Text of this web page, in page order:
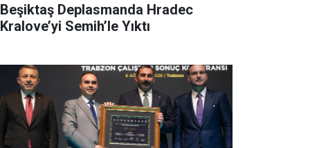
Beşiktaş Deplasmanda Hradec
Kralove’yi Semih’le Yıktı